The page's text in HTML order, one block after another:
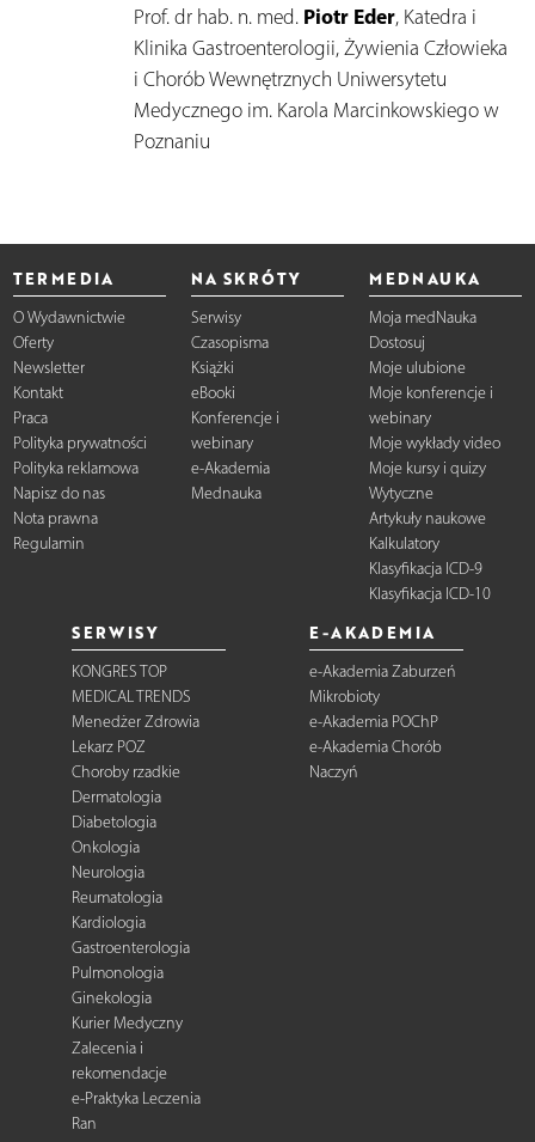
Prof. dr hab. n. med. Piotr Eder, Katedra i
Klinika Gastroenterologii, Żywienia Człowieka
i Chorób Wewnętrznych Uniwersytetu
Medycznego im. Karola Marcinkowskiego w
Poznaniu
TERMEDIA
O Wydawnictwie
Oferty
Newsletter
Kontakt
Praca
Polityka prywatności
Polityka reklamowa
Napisz do nas
Nota prawna
Regulamin
NA SKRÓTY
Serwisy
Czasopisma
Książki
eBooki
Konferencje i
webinary
e-Akademia
Mednauka
MEDNAUKA
Moja medNauka
Dostosuj
Moje ulubione
Moje konferencje i
webinary
Moje wykłady video
Moje kursy i quizy
Wytyczne
Artykuły naukowe
Kalkulatory
Klasyfikacja ICD-9
Klasyfikacja ICD-10
SERWISY
KONGRES TOP
MEDICAL TRENDS
Menedżer Zdrowia
Lekarz POZ
Choroby rzadkie
Dermatologia
Diabetologia
Onkologia
Neurologia
Reumatologia
Kardiologia
Gastroenterologia
Pulmonologia
Ginekologia
Kurier Medyczny
Zalecenia i
rekomendacje
e-Praktyka Leczenia
Ran
E-AKADEMIA
e-Akademia Zaburzeń
Mikrobioty
e-Akademia POChP
e-Akademia Chorób
Naczyń